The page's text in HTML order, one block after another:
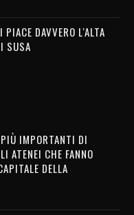
DAVVERO L'ALTA
SUSA
IMPORTANTI DI
ATENEI CHE FANNO
DELLA